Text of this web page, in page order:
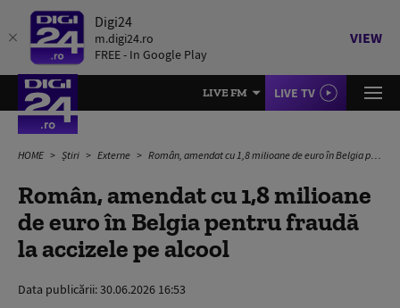
Digi24
m.digi24.ro
FREE - In Google Play
VIEW
LIVE FM LIVE TV
HOME Știri Externe Român, amendat cu 1,8 milioane de euro în Belgia pentru fraudă la accizele pe alcool
Român, amendat cu 1,8 milioane
de euro în Belgia pentru fraudă
la accizele pe alcool
Data publicării:30.06.2026 16:53